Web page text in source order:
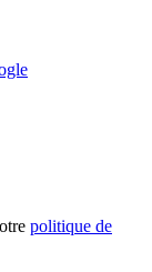
politique de